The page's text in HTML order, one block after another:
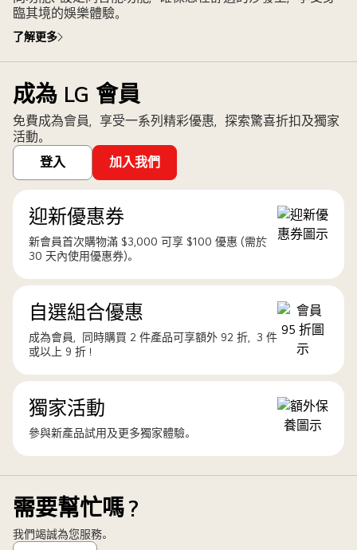
臨其境的娛樂體驗。
了解更多
成為 LG 會員
免費成為會員，享受一系列精彩優惠，探索驚喜折扣及獨家
活動。
登入
加入我們
迎新優惠券
新會員首次購物滿 $3,000 可享 $100 優惠 (需於
30 天內使用優惠券)。
自選組合優惠
成為會員，同時購買 2 件產品可享額外 92 折，3 件
或以上 9 折！
獨家活動
參與新產品試用及更多獨家體驗。
需要幫忙嗎？
我們竭誠為您服務。